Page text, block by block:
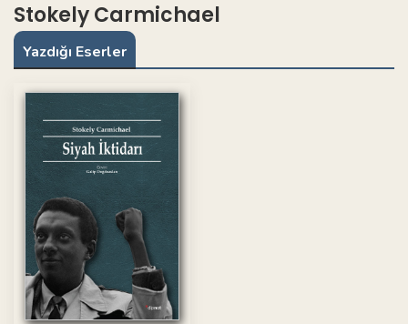
Stokely Carmichael
Yazdığı Eserler